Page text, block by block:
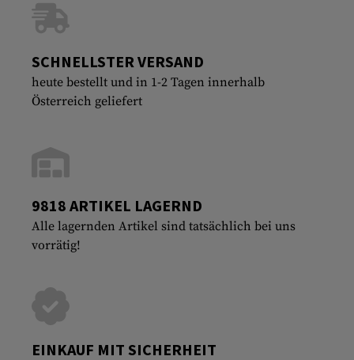
SCHNELLSTER VERSAND
heute bestellt und in 1-2 Tagen innerhalb
Österreich geliefert
9818 ARTIKEL LAGERND
Alle lagernden Artikel sind tatsächlich bei uns
vorrätig!
EINKAUF MIT SICHERHEIT